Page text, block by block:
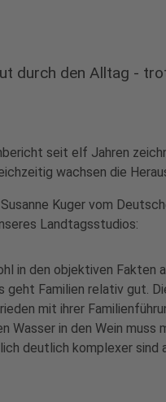
durch den Alltag -
seit elf Jahren
wachsen die
Kuger vom
Landtagsstudios:
in den objektiven Fakten
geht Familien relativ gut.
mit ihrer
Wasser in den Wein muss
deutlich komplexer sind